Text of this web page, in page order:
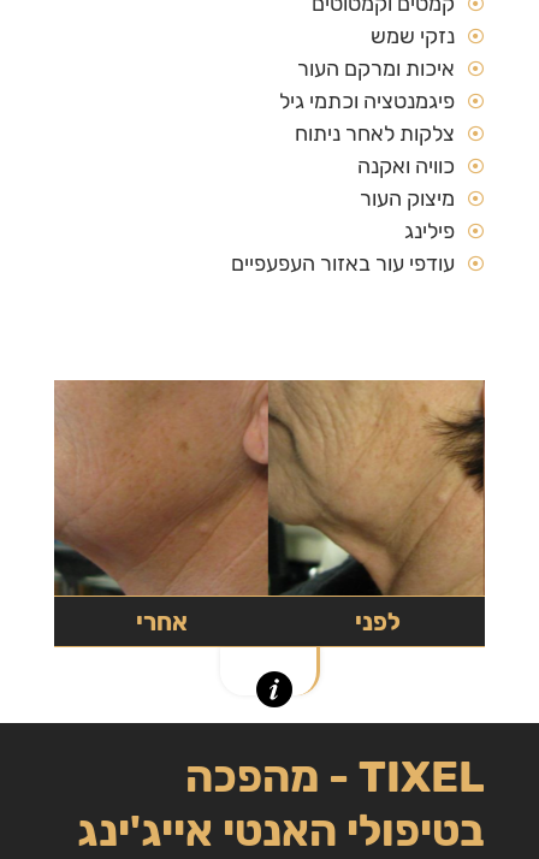
נזקי שמש
איכות ומרקם העור
פיגמנטציה וכתמי גיל
צלקות לאחר ניתוח
כוויה ואקנה
מיצוק העור
פילינג
עודפי עור באזור העפעפיים
לפני אחרי
TIXEL - מהפכה
בטיפולי האנטי אייג'ינג